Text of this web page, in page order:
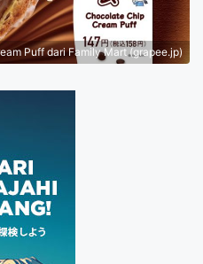
Puff dari Family Mart (grapee.jp)